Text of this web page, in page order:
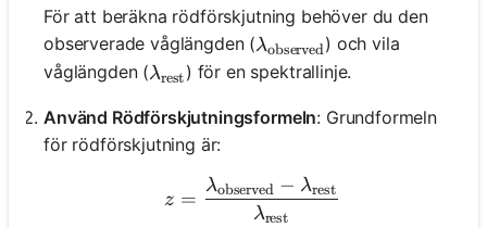
För att beräkna rödförskjutning behöver du den
observerade våglängden (λobserved) och vila
våglängden (\lambda_{\text{rest}}
λrest) för en spektrallinje.
Använd Rödförskjutningsformeln: Grundformeln
för rödförskjutning är:
z =
z =
λrest
λobserved − λrest